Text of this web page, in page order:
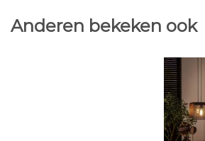
Anderen bekeken ook